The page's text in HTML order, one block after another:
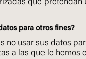
que pretendan
para otros fines?
no usar sus datos
a las que le hemos